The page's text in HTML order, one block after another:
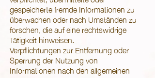
gespeicherte fremde Informationen zu
überwachen oder nach Umständen zu
forschen, die auf eine rechtswidrige
Tätigkeit hinweisen.
Verpflichtungen zur Entfernung oder
Sperrung der Nutzung von
Informationen nach den allgemeinen